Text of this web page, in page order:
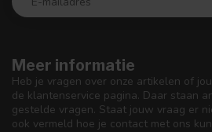
Meer informatie
Heb je vragen over onze artikelen of
de klantenservice pagina. Daar staan
gestelde vragen. Staat jouw vraag er
ook vermeld hoe je contact met ons